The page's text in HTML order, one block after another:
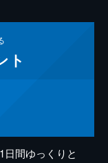
ト
間ゆっくりと